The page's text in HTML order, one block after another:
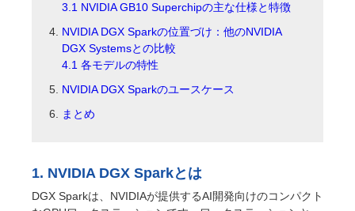
3.1 NVIDIA GB10 Superchipの主な仕様と特徴
NVIDIA DGX Sparkの位置づけ：他のNVIDIA
DGX Systemsとの比較
4.1 各モデルの特性
NVIDIA DGX Sparkのユースケース
まとめ
1. NVIDIA DGX Sparkとは
DGX Sparkは、NVIDIAが提供するAI開発向けのコンパクト